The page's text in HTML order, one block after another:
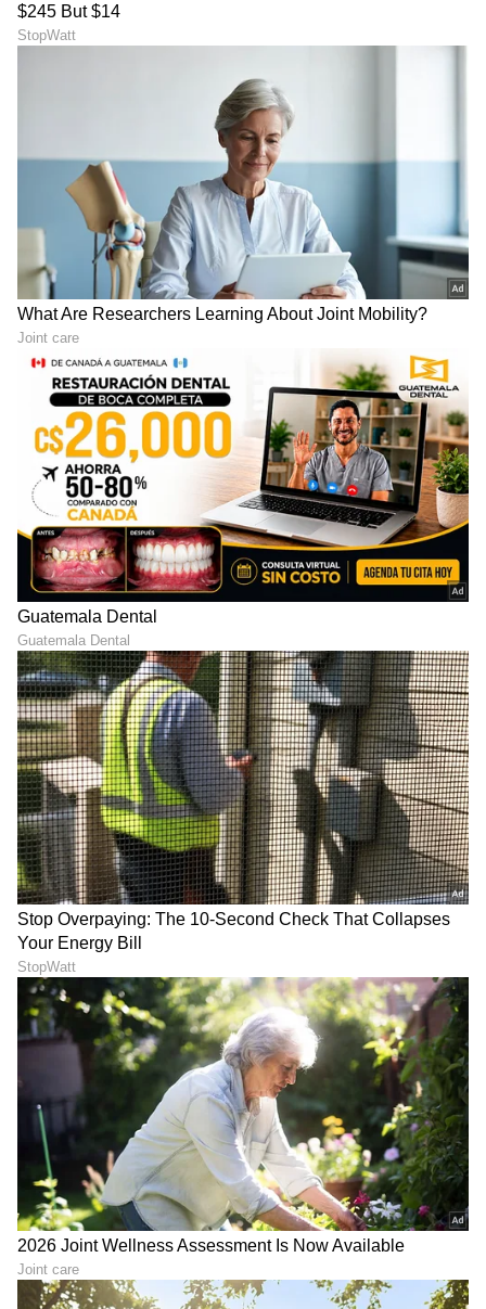
ಮಾಡಲಾಗಿತ್ತು. ಈ ಬಗ್ಗೆ ರಾಜಮನೆತನದವರು ಮೌನ
ವಹಿಸಿದ್ದರು. ಕೇಟ್ ಮಿಡಲ್ಟನ್ ತನ್ನ ಮೊದಲ ಮಗುವಿಗೆ ಜನ್ಮ
ನೀಡಲಿರುವಾಗ, ಅವಳನ್ನು ನೋಡಿಕೊಳ್ಳುತ್ತಿದ್ದ ನರ್ಸ್
ಆತ್ಮಹತ್ಯೆ ಮಾಡಿಕೊಂಡಳು. ಈ ಬಗ್ಗೆ ರಾಜಮನೆತನದ
ಮೇಲೂ ಪ್ರಶ್ನೆಗಳು ಎದ್ದಿದ್ದವು.
ಇಂಗ್ಲೆಂಡ್ ರಾಣಿ ಸದಾ ಕಾಲ ಧರಿಸ್ತಿದ್ದ ಈ ನೆಕ್ಲೇಸ್‌ ಭಾರತ
ಮೂಲದ್ದು
ಅತ್ಯಾಚಾರದ ಆರೋಪ ಹೊತ್ತು ರಾಜಪದವಿ ತೊರೆದ
ಎಲಿಜಬೆತ್‌ ರಾಣಿಯ ಮಗ:
ಅತಿದೊಡ್ಡ ಮುಜುಗರವು ರಾಜಕುಮಾರ ಆಂಡ್ರ್ಯೂನಿಂದ
ಎದುರಾಗಿತ್ತು. ಅಪ್ರಾಪ್ತ ಬಾಲಕಿಗೆ ಲೈಂಗಿಕ ಕಿರುಕುಳ ನೀಡಿದ
ಆರೋಪ ಅವರ ಮೇಲಿತ್ತು. 2019 ರಲ್ಲಿ ಬೆಳಕಿಗೆ ಬಂದ
ಪ್ರಕರಣವನ್ನು 'ಎಪ್ಸ್ಟೀನ್ ಹಗರಣ' ಎಂದು ಕರೆಯಲಾಯಿತು.
ಇದರ ನಂತರ ಪ್ರಿನ್ಸ್ ಆಂಡ್ರ್ಯೂಗೆ ನೀಡಲಾದ ಡ್ಯೂಕ್ ಆಫ್
ಯಾರ್ಕ್ ರಾಜಪದವಿಯನ್ನು ಹಿಂತೆಗೆದುಕೊಳ್ಳಲಾಯಿತು.
ಅವರ ಹೆಸರಿನೊಂದಿಗೆ ಅವರ ರಾಯಲ್ ಹೈನೆಸ್ ಅನ್ನು
ಬಳಸುವ ಹಕ್ಕನ್ನು ಕೂಡ ಹೊಂದಿರಲಿಲ್ಲ. ಬ್ರಿಟಿಷ್
ಸಿಂಹಾಸನದ ಹಕ್ಕುಗಳಲ್ಲಿ ಪ್ರಿನ್ಸ್ ಆಂಡ್ರ್ಯೂ ಒಂಬತ್ತನೇ
ಸ್ಥಾನದಲ್ಲಿದ್ದರು. ಆರೋಪದ ಹಿನ್ನೆಲೆಯಲ್ಲಿ ಆಂಡ್ರ್ಯೂ ತಮ್ಮ
ರಾಜತ್ವದ ಹುದ್ದೆಯಿಂದ ಕೆಳಗಿಳಿದರು.